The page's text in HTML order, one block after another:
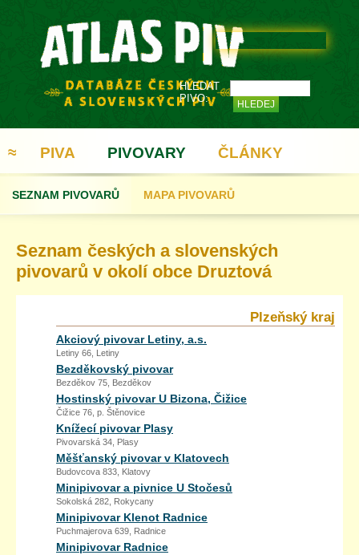
HLEDAT
PIVO:
≈ PIVA PIVOVARY
SEZNAM PIVOVARŮ MAPA PIVOVARŮ
ČLÁNKY
REGISTRACE
Seznam českých a slovenských
pivovarů v okolí obce Druztová
Plzeňský kraj
Akciový pivovar Letiny, a.s.
Letiny 66, Letiny
Bezděkovský pivovar
Bezděkov 75, Bezděkov
Hostinský pivovar U Bizona, Čižice
Čižice 76, p. Štěnovice
Knížecí pivovar Plasy
Pivovarská 34, Plasy
Měšťanský pivovar v Klatovech
Budovcova 833, Klatovy
Minipivovar a pivnice U Stočesů
Sokolská 282, Rokycany
Minipivovar Klenot Radnice
Puchmajerova 639, Radnice
Minipivovar Radnice